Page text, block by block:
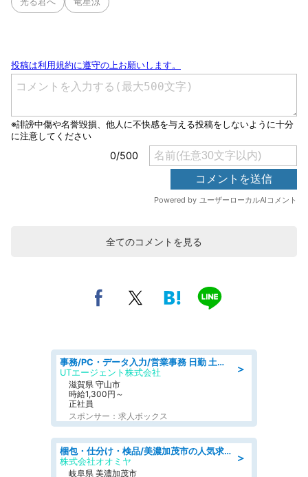
全てのコメントを見る
＞
事務/PC・データ入力/営業事務 日勤 土日休み 船舶用のエンジンを扱う会社 総合事務
UTエージェント株式会社
滋賀県 守山市
時給1,300円～
正社員
スポンサー：求人ボックス
＞
梱包・仕分け・検品/美濃加茂市の人気求人仕分け/高時給/長期休暇充実
株式会社オオミヤ
岐阜県 美濃加茂市